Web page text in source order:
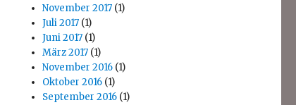
November 2017 (1)
Juli 2017 (1)
Juni 2017 (1)
März 2017 (1)
November 2016 (1)
Oktober 2016 (1)
September 2016 (1)